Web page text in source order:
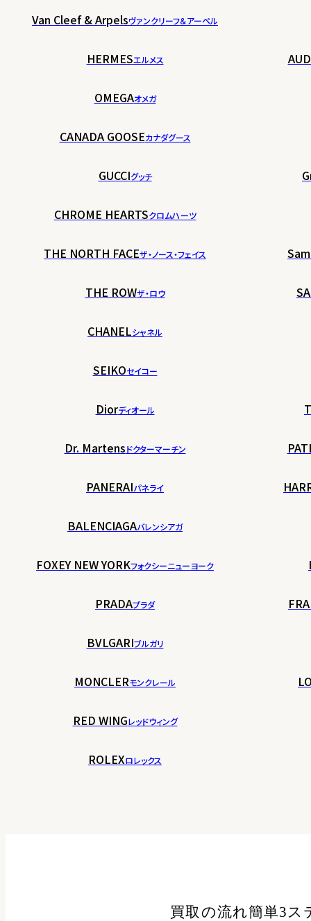
Van Cleef & Arpelsヴァンクリーフ＆アーペル
HERMESエルメス
OMEGAオメガ
CANADA GOOSEカナダグース
GUCCIグッチ
CHROME HEARTSクロムハーツ
THE NORTH FACEザ・ノース・フェイス
THE ROWザ・ロウ
CHANELシャネル
SEIKOセイコー
Diorディオール
Dr. Martensドクターマーチン
PANERAIパネライ
BALENCIAGAバレンシアガ
FOXEY NEW YORKフォクシーニューヨーク
PRADAプラダ
BVLGARIブルガリ
MONCLERモンクレール
RED WINGレッドウィング
ROLEXロレックス
買取の流れ簡単3ス